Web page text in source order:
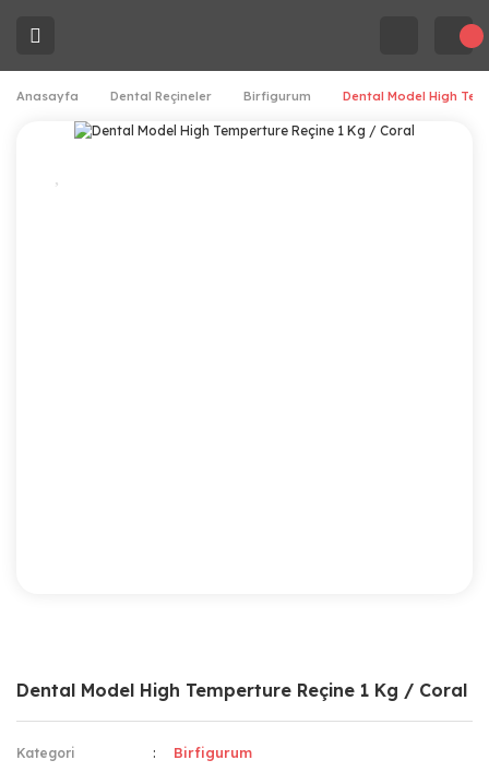
Anasayfa Dental Reçineler Birfigurum Dental Model High
Dental Model High Temperture Reçine 1 Kg / Coral
Kategori Birfigurum